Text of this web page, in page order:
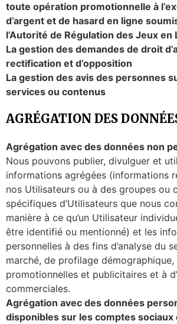
toute opération promotionnelle à
d’argent et de hasard en ligne
l’Autorité de Régulation des Jeux en
La gestion des demandes de droit
rectification et d’opposition
La gestion des avis des personnes
services ou contenus
AGRÉGATION DES
Agrégation avec des données non
Nous pouvons publier, divulguer et
informations agrégées (informations
nos Utilisateurs ou à des groupes ou
spécifiques d’Utilisateurs que nous
manière à ce qu’un Utilisateur
être identifié ou mentionné) et les
personnelles à des fins d’analyse du
marché, de profilage
promotionnelles et publicitaires et à
commerciales.
Agrégation avec des données
disponibles sur les comptes sociaux